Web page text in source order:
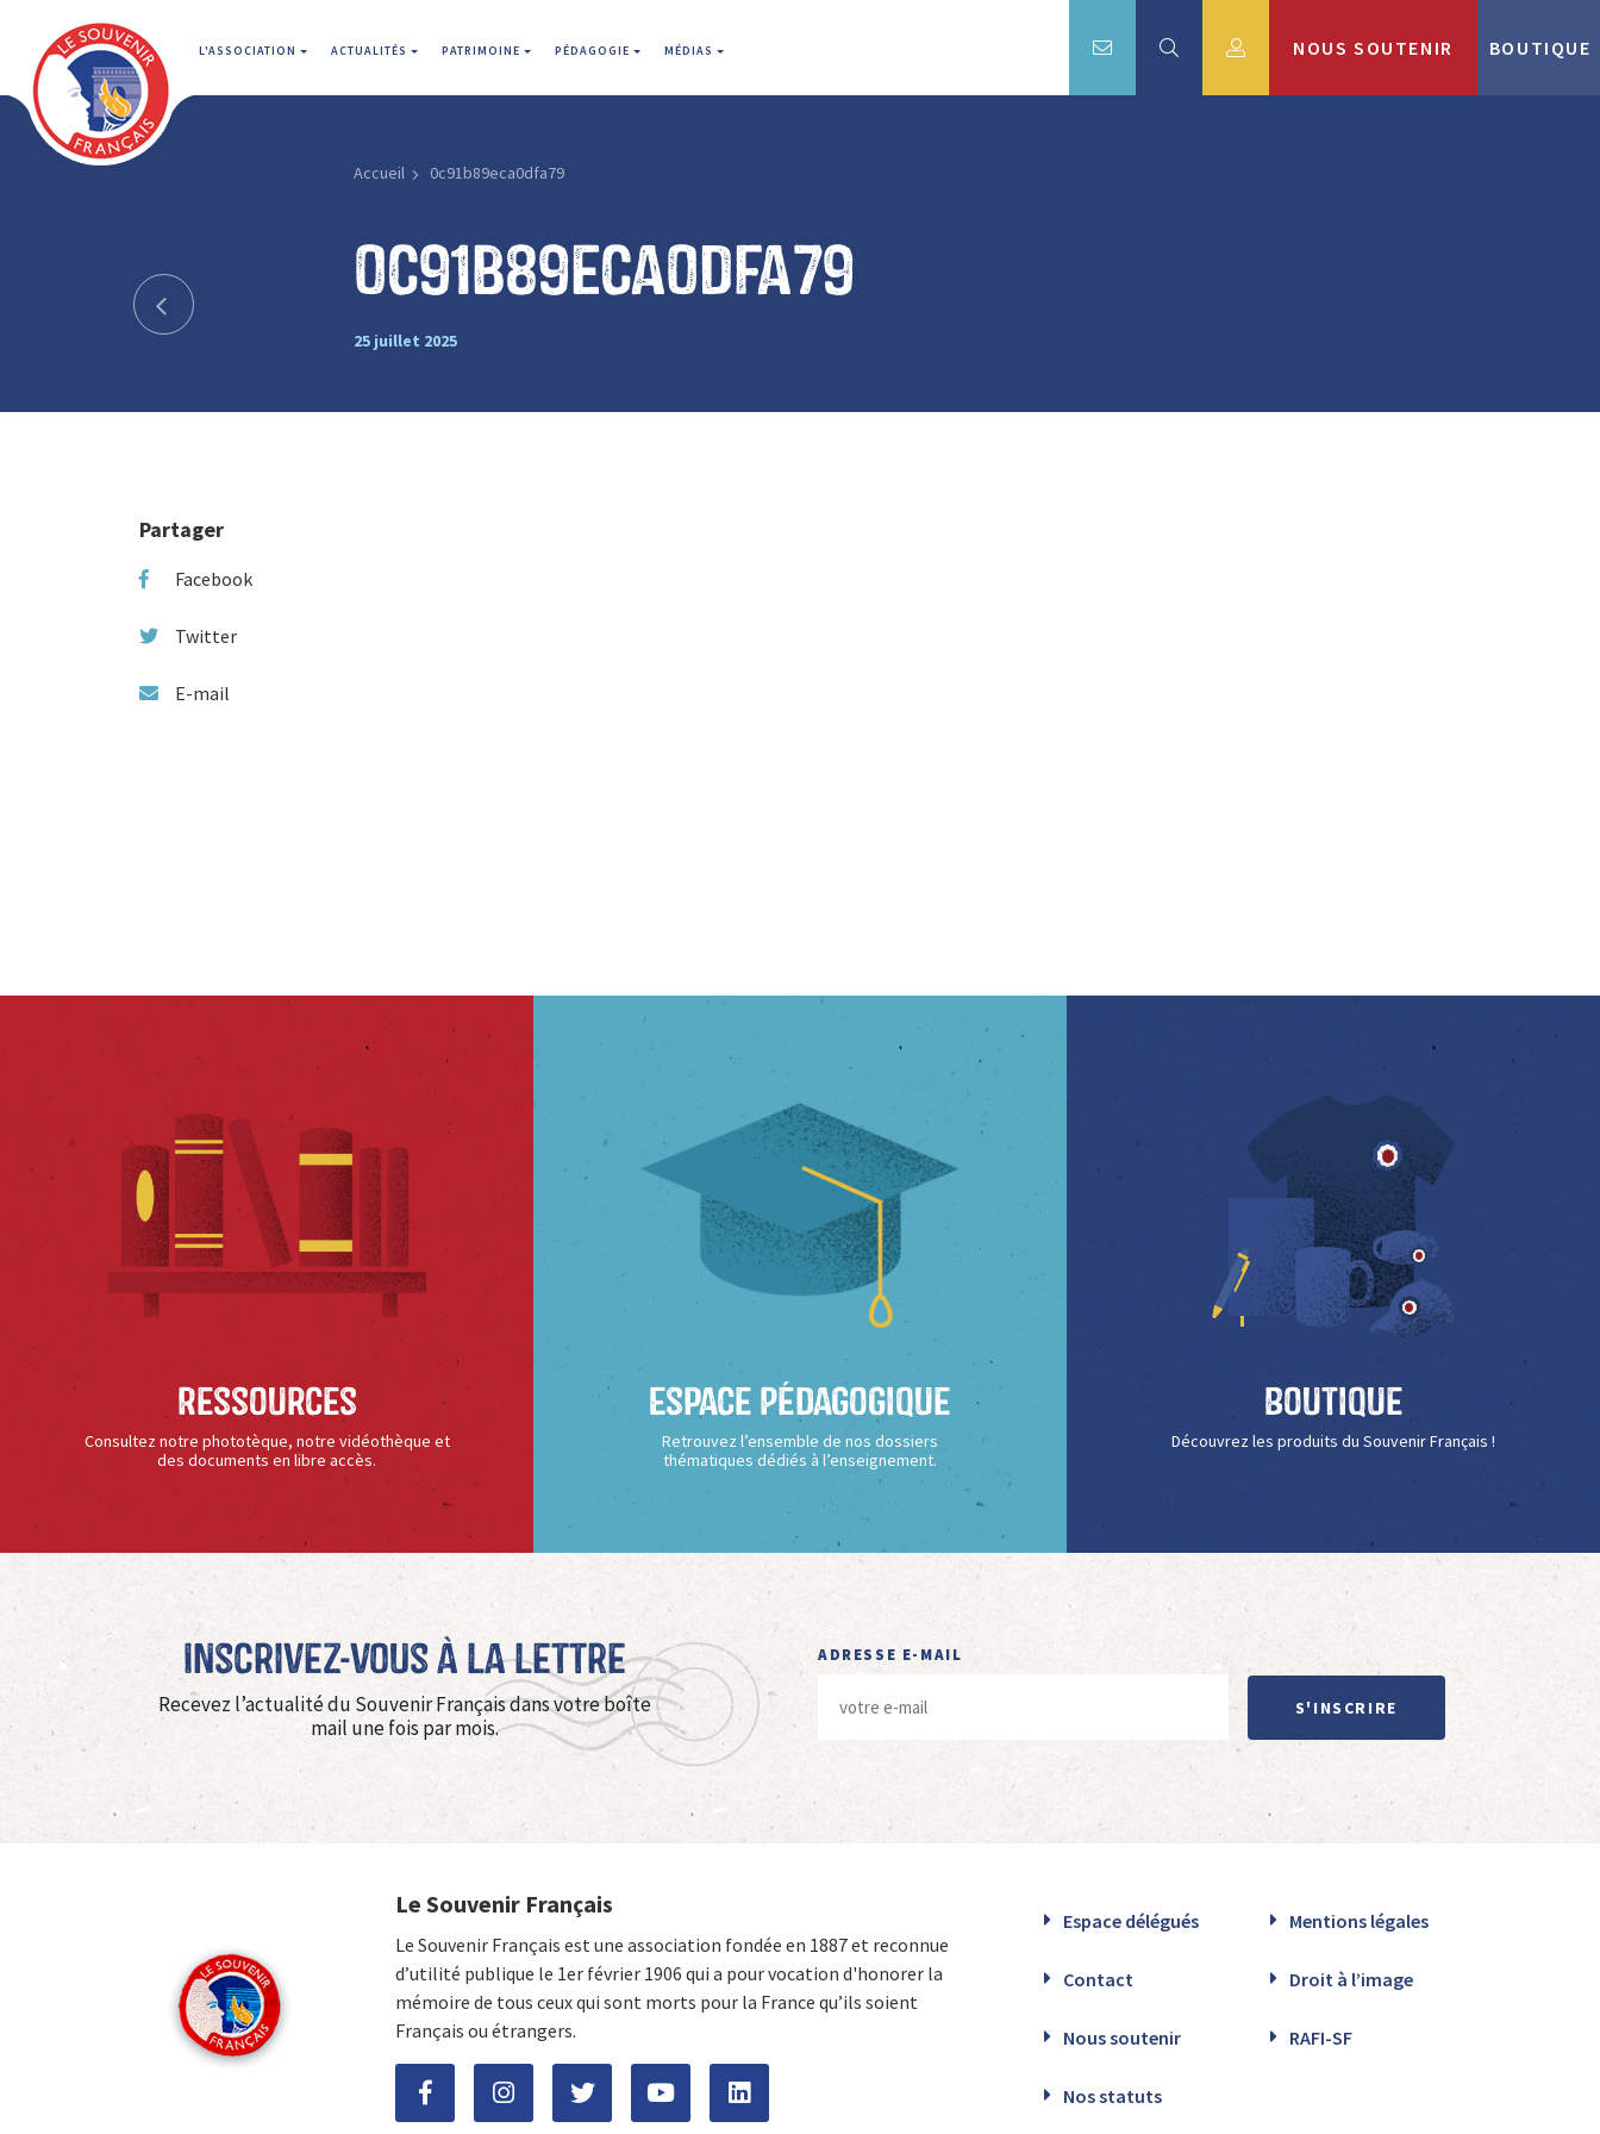
L'ASSOCIATION ACTUALITÉS PATRIMOINE PÉDAGOGIE MÉDIAS NOUS SOUTENIR BOUTIQUE
Accueil 0c91b89eca0dfa79
0c91b89eca0dfa79
25 juillet 2025
Partager
Facebook
Twitter
E-mail
Ressources
Consultez notre phototèque, notre vidéothèque et
des documents en libre accès.
Espace Pédagogique
Retrouvez l’ensemble de nos dossiers
thématiques dédiés à l’enseignement.
Boutique
Découvrez les produits du Souvenir Français !
Inscrivez-vous à La Lettre
Recevez l’actualité du Souvenir Français dans votre boîte
mail une fois par mois.
ADRESSE E-MAIL
S'INSCRIRE
Le Souvenir Français
Le Souvenir Français est une association fondée en 1887 et reconnue
d’utilité publique le 1er février 1906 qui a pour vocation d'honorer la
mémoire de tous ceux qui sont morts pour la France qu’ils soient
Français ou étrangers.
Espace délégués Mentions légales
Contact Droit à l’image
Nous soutenir RAFI-SF
Nos statuts